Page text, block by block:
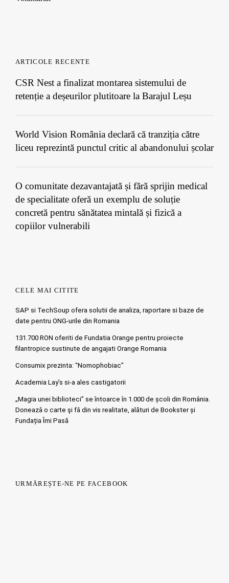
ARTICOLE RECENTE
CSR Nest a finalizat montarea sistemului de
retenție a deșeurilor plutitoare la Barajul Leșu
World Vision România declară că tranziția către
liceu reprezintă punctul critic al abandonului școlar
O comunitate dezavantajată și fără sprijin medical
de specialitate oferă un exemplu de soluție
concretă pentru sănătatea mintală și fizică a
copiilor vulnerabili
CELE MAI CITITE
SAP si TechSoup ofera solutii de analiza, raportare si baze de
date pentru ONG-urile din Romania
131.700 RON oferiti de Fundatia Orange pentru proiecte
filantropice sustinute de angajati Orange Romania
Consumix prezinta: “Nomophobiac”
Academia Lay’s si-a ales castigatorii
„Magia unei biblioteci” se întoarce în 1.000 de școli din România.
Doneazǎ o carte şi fǎ din vis realitate, alături de Bookster și
Fundația Îmi Pasă
URMĂREȘTE-NE PE FACEBOOK